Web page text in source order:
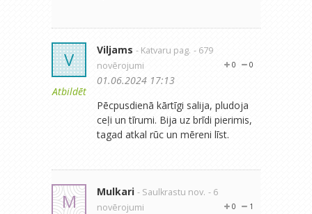
V
Atbildēt
Viljams - Katvaru pag. - 679
novērojumi
0
0
01.06.2024 17:13
Pēcpusdienā kārtīgi salija, pludoja
ceļi un tīrumi. Bija uz brīdi pierimis,
tagad atkal rūc un mēreni līst.
M Mulkari - Saulkrastu nov. - 6
novērojumi
1
0